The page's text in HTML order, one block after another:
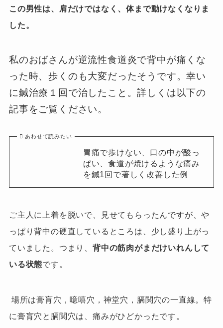
この男性は、肩だけではなく、体まで動けなくなりま
した。
私のおばさんが逆流性食道炎で背中が痛くな
った時、歩くのも大変だったそうです。幸い
に鍼治療１回で治したこと。詳しくは以下の
記事をご覧ください。
あわせて読みたい
胃痛で歩けない、口の中が酸っ
ぱい、食道が焼けるような痛み
を鍼1回で著しく改善した例
ご主人に上着を脱いで、見せてもらったんですが、や
っぱり背中の硬直しているところは、 少し盛り上がっ
ていました。つまり、 背中の筋肉がまだけいれんして
いる状態です。
場所は膏肓穴，噫嘻穴，神堂穴，膈関穴の一直線。特
に膏肓穴と膈関穴は、痛みがひどかったです。